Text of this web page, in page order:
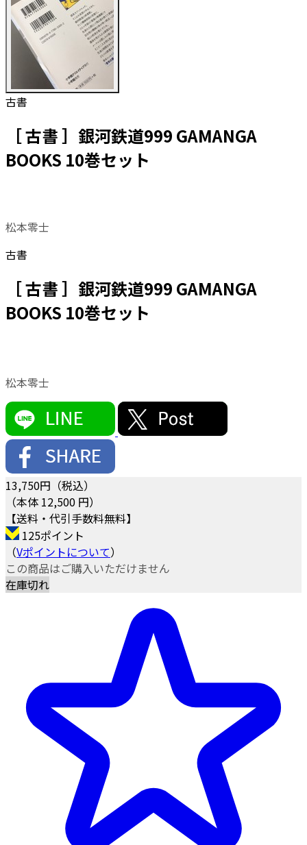
古書
［ 古書 ］銀河鉄道999 GAMANGA
BOOKS 10巻セット
松本零士
古書
［ 古書 ］銀河鉄道999 GAMANGA
BOOKS 10巻セット
松本零士
13,750円（税込）
（本体 12,500 円）
【送料・代引手数料無料】
125ポイント
（Vポイントについて）
この商品はご購入いただけません
在庫切れ